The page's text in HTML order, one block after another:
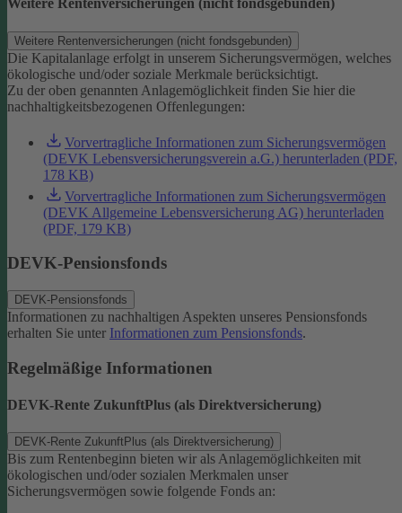
Weitere Rentenversicherungen (nicht fondsgebunden)
Weitere Rentenversicherungen (nicht fondsgebunden)
Die Kapitalanlage erfolgt in unserem Sicherungsvermögen, welches
ökologische und/oder soziale Merkmale berücksichtigt.
Zu der oben genannten Anlagemöglichkeit finden Sie hier die
nachhaltigkeitsbezogenen Offenlegungen:
Vorvertragliche Informationen zum Sicherungsvermögen
(DEVK Lebensversicherungsverein a.G.) herunterladen (PDF,
178 KB)
Vorvertragliche Informationen zum Sicherungsvermögen
(DEVK Allgemeine Lebensversicherung AG) herunterladen
(PDF, 179 KB)
DEVK-Pensionsfonds
DEVK-Pensionsfonds
Informationen zu nachhaltigen Aspekten unseres Pensionsfonds
erhalten Sie unter Informationen zum Pensionsfonds.
Regelmäßige Informationen
DEVK-Rente ZukunftPlus (als Direktversicherung)
DEVK-Rente ZukunftPlus (als Direktversicherung)
Bis zum Rentenbeginn bieten wir als Anlagemöglichkeiten mit
ökologischen und/oder sozialen Merkmalen unser
Sicherungsvermögen sowie folgende Fonds an: